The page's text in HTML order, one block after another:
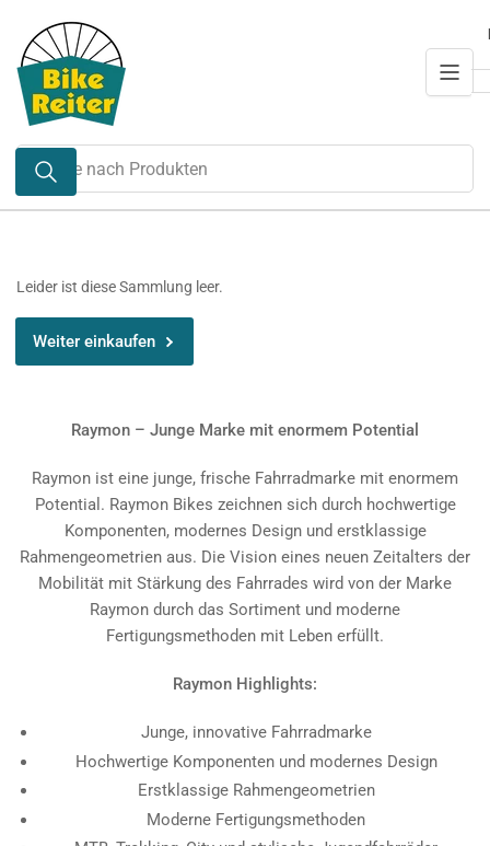
Inhalt
springen
Suche
nach
Produkten
Leider ist diese Sammlung leer.
Weiter einkaufen
Raymon – Junge Marke mit enormem Potential
Raymon ist eine junge, frische Fahrradmarke mit enormem
Potential. Raymon Bikes zeichnen sich durch hochwertige
Komponenten, modernes Design und erstklassige
Rahmengeometrien aus. Die Vision eines neuen Zeitalters der
Mobilität mit Stärkung des Fahrrades wird von der Marke
Raymon durch das Sortiment und moderne
Fertigungsmethoden mit Leben erfüllt.
Raymon Highlights:
Junge, innovative Fahrradmarke
Hochwertige Komponenten und modernes Design
Erstklassige Rahmengeometrien
Moderne Fertigungsmethoden